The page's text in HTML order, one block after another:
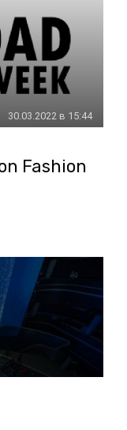
30.03.2022 в 15:44
Fashion